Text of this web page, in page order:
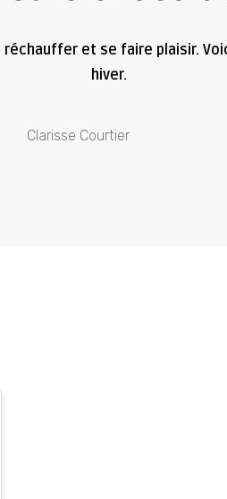
réchauffer et se faire plaisir.
hiver.
Clarisse Courtier